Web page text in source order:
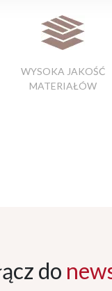
WYSOKA JAKOŚĆ
MATERIAŁÓW
do